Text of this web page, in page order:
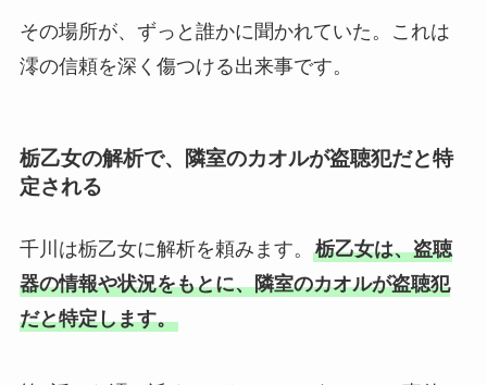
その場所が、ずっと誰かに聞かれていた。これは
澪の信頼を深く傷つける出来事です。
栃乙女の解析で、隣室のカオルが盗聴犯だと特
定される
千川は栃乙女に解析を頼みます。 栃乙女は、盗聴
器の情報や状況をもとに、隣室のカオルが盗聴犯
だと特定します。